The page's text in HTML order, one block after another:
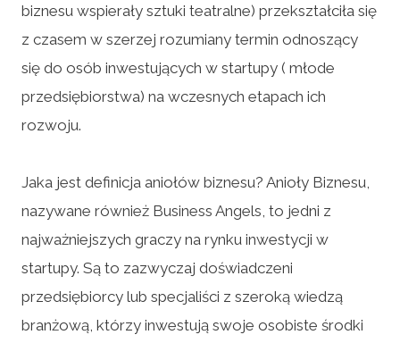
biznesu wspierały sztuki teatralne) przekształciła się
z czasem w szerzej rozumiany termin odnoszący
się do osób inwestujących w startupy ( młode
przedsiębiorstwa) na wczesnych etapach ich
rozwoju.
Jaka jest definicja aniołów biznesu? Anioły Biznesu,
nazywane również Business Angels, to jedni z
najważniejszych graczy na rynku inwestycji w
startupy. Są to zazwyczaj doświadczeni
przedsiębiorcy lub specjaliści z szeroką wiedzą
branżową, którzy inwestują swoje osobiste środki